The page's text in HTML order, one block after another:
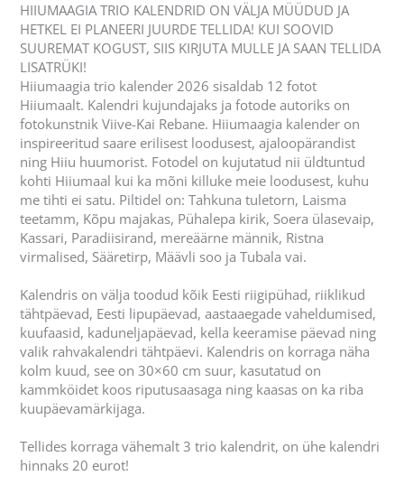
HIIUMAAGIA TRIO KALENDRID ON VÄLJA MÜÜDUD JA
HETKEL EI PLANEERI JUURDE TELLIDA! KUI SOOVID
SUUREMAT KOGUST, SIIS KIRJUTA MULLE JA SAAN TELLIDA
LISATRÜKI!
Hiiumaagia trio kalender 2026 sisaldab 12 fotot
Hiiumaalt. Kalendri kujundajaks ja fotode autoriks on
fotokunstnik Viive-Kai Rebane. Hiiumaagia kalender on
inspireeritud saare erilisest loodusest, ajaloopärandist
ning Hiiu huumorist. Fotodel on kujutatud nii üldtuntud
kohti Hiiumaal kui ka mõni killuke meie loodusest, kuhu
me tihti ei satu. Piltidel on: Tahkuna tuletorn, Laisma
teetamm, Kõpu majakas, Pühalepa kirik, Soera ülasevaip,
Kassari, Paradiisirand, mereäärne männik, Ristna
virmalised, Sääretirp, Määvli soo ja Tubala vai.
Kalendris on välja toodud kõik Eesti riigipühad, riiklikud
tähtpäevad, Eesti lipupäevad, aastaaegade vaheldumised,
kuufaasid, kaduneljapäevad, kella keeramise päevad ning
valik rahvakalendri tähtpäevi. Kalendris on korraga näha
kolm kuud, see on 30×60 cm suur, kasutatud on
kammköidet koos riputusaasaga ning kaasas on ka riba
kuupäevamärkijaga.
Tellides korraga vähemalt 3 trio kalendrit, on ühe kalendri
hinnaks 20 eurot!